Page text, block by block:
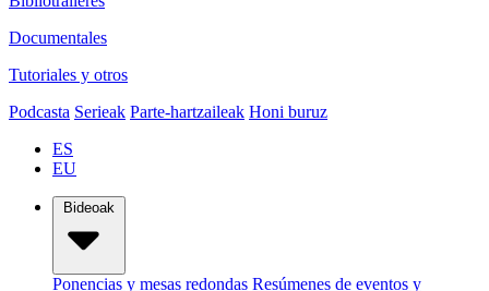
Documentales
Tutoriales y otros
Podcasta Serieak Parte-hartzaileak Honi buruz
ES
EU
Bideoak
Ponencias y mesas redondas Resúmenes de eventos y